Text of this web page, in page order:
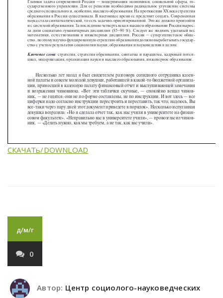
СКАЧАТь/DOWNLOAD
д/м/г
0
Автор: Центр социолого-науковедческих